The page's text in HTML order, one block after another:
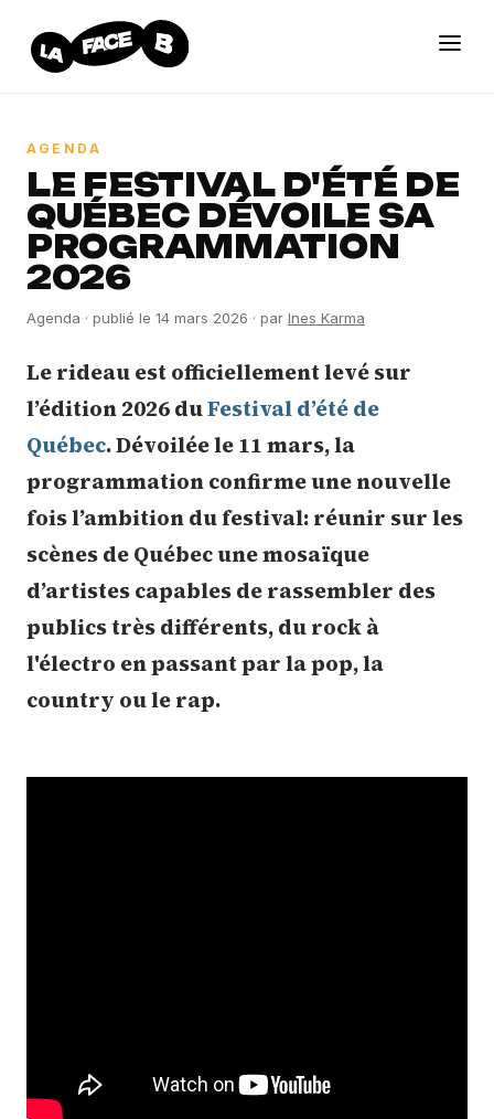
AGENDA
LE FESTIVAL D'ÉTÉ DE
QUÉBEC DÉVOILE SA
PROGRAMMATION
2026
Agenda · publié le 14 mars 2026 · par Ines Karma
Le rideau est officiellement levé sur
l’édition 2026 duFestival d’été de
Québec. Dévoilée le 11 mars, la
programmation confirme une nouvelle
fois l’ambition du festival: réunir sur les
scènes de Québec une mosaïque
d’artistes capables de rassembler des
publics très différents, du rock à
l'électro en passant par la pop, la
country ou le rap.